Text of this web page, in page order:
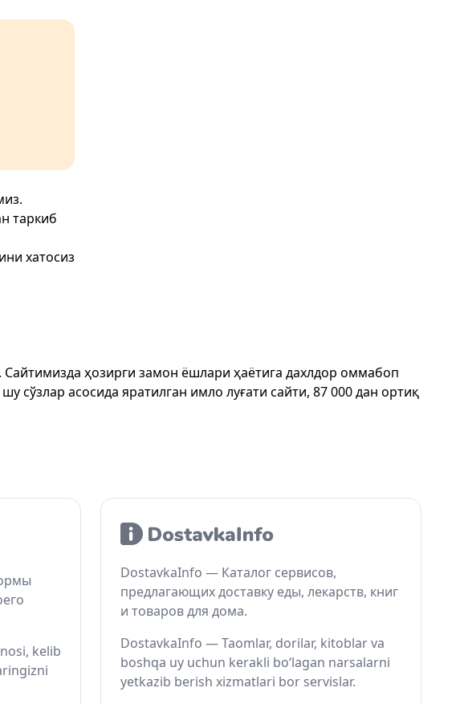
таркиб
хатосиз
Сайтимизда ҳозирги замон ёшлари ҳаётига дахлдор оммабоп
сўзлар асосида яратилган имло луғати сайти, 87 000 дан ортиқ
kelib
DostavkaInfo — Каталог сервисов,
предлагающих доставку еды, лекарств, книг
и товаров для дома.
DostavkaInfo — Taomlar, dorilar, kitoblar va
boshqa uy uchun kerakli bo‘lagan narsalarni
yetkazib berish xizmatlari bor servislar.